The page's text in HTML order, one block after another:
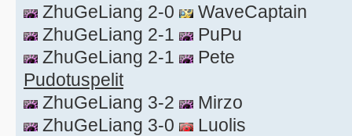
ZhuGeLiang 2-0
WaveCaptain
ZhuGeLiang 2-1
PuPu
ZhuGeLiang 2-1
Pete
Pudotuspelit
ZhuGeLiang 3-2
Mirzo
ZhuGeLiang 3-0
Luolis